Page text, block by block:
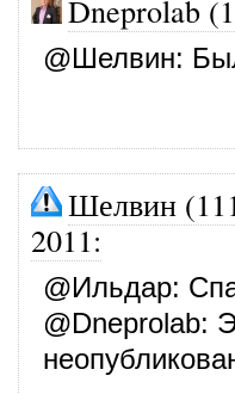
Dneprolab
@Шелвин:
Шелвин
2011:
@Ильдар:
@Dneprolab: